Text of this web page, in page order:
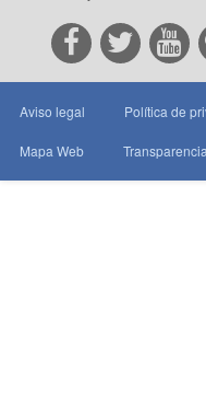
Aviso legal Política de
Mapa Web Transparencia